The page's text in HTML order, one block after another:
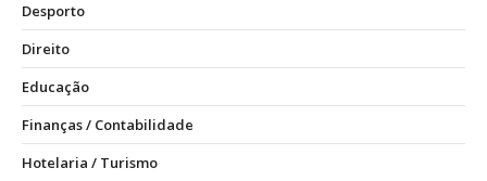
Desporto
Direito
Educação
Finanças / Contabilidade
Hotelaria / Turismo